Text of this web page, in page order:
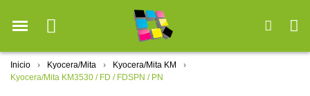
Inicio Kyocera/Mita
Kyocera/Mita KM
Kyocera/Mita KM3530 / FD / FDSPN / PN